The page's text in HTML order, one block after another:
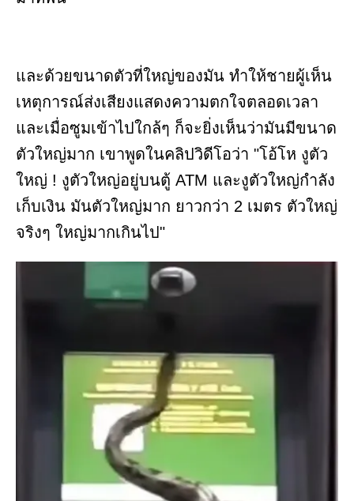
และด้วยขนาดตัวที่ใหญ่ของมัน ทำให้ชายผู้เห็น
เหตุการณ์ส่งเสียงแสดงความตกใจตลอดเวลา
และเมื่อซูมเข้าไปใกล้ๆ ก็จะยิ่งเห็นว่ามันมีขนาด
ตัวใหญ่มาก เขาพูดในคลิปวิดีโอว่า "โอ้โห งูตัว
ใหญ่ ! งูตัวใหญ่อยู่บนตู้ ATM และงูตัวใหญ่กำลัง
เก็บเงิน มันตัวใหญ่มาก ยาวกว่า 2 เมตร ตัวใหญ่
จริงๆ ใหญ่มากเกินไป"